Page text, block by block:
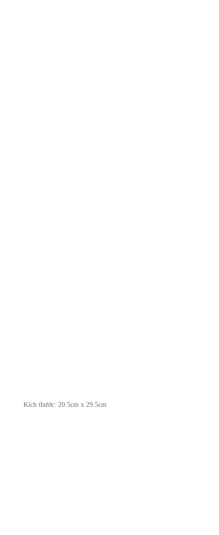
Kích thước: 20.5cm x 29.5cm